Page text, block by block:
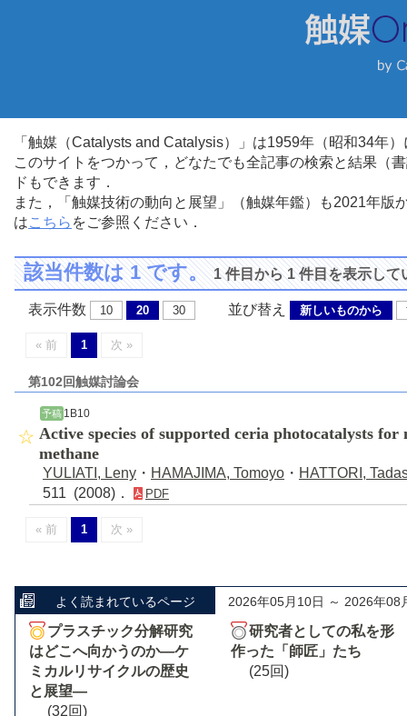
「触媒（Catalysts and Catalysis）」は1959年（昭和34年
このサイトをつかって，どなたでも全記事の検索と結果（
ドもできます．
また，「触媒技術の動向と展望」（触媒年鑑）も2021年
はこちら をご参照ください．
該当件数は 1 です。1 件目から 1 件目を表示して
表示件数 10 20 30 並び替え 新しいものから
« 前 1 次 »
第102回触媒討論会
予稿 1B10
Active species of supported ceria photocatalysts
methane
YULIATI, Leny ・ HAMAJIMA, Tomoyo ・ HATTORI,
511 (2008)．
PDF
« 前 1 次 »
よく読まれているページ 2026年05月10日 ～ 2026年08
プラスチック分解研究
はどこへ向かうのか―ケ
ミカルリサイクルの歴史
と展望―
(32回)
研究者としての私を形
作った「師匠」たち
(25回)